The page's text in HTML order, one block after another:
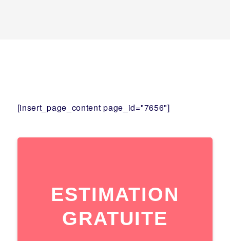
[insert_page_content page_id="7656"]
ESTIMATION
GRATUITE